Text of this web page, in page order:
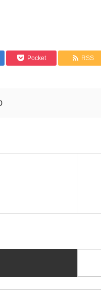
Pocket RSS